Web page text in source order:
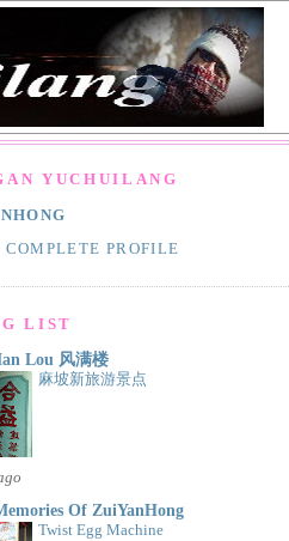
YUCHUILANG
PROFILE
LIST
Lou 风满楼
麻坡新旅游景点
Of ZuiYanHong
Twist Egg Machine